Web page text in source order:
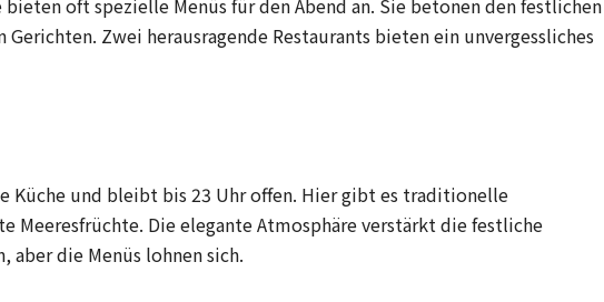
bieten oft spezielle Menüs für den Abend an. Sie betonen den festlichen
Zwei herausragende Restaurants bieten ein unvergessliches
Küche und bleibt bis 23 Uhr offen. Hier gibt es traditionelle
Meeresfrüchte. Die elegante Atmosphäre verstärkt die festliche
aber die Menüs lohnen sich.